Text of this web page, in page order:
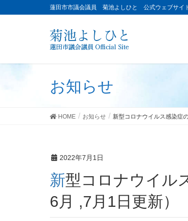
蓮田市市議会議員 菊池よしひと 公式ウェブサイ
お知らせ
HOME お知らせ 新型コロナウイルス感染症
2022年7月1日
新型コロナウイルス感染症の発生状況について（令和4年
6月 ,7月1日更新）